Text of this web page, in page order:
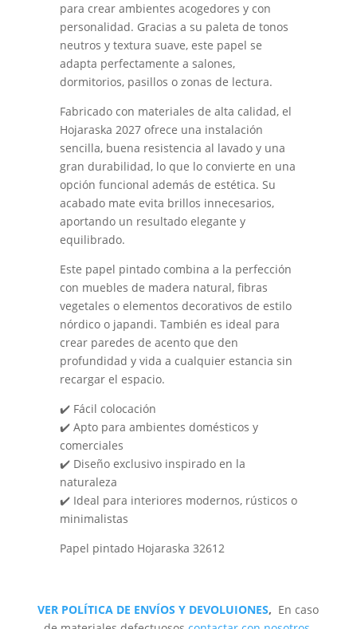
para crear ambientes acogedores y con
personalidad. Gracias a su paleta de tonos
neutros y textura suave, este papel se
adapta perfectamente a salones,
dormitorios, pasillos o zonas de lectura.
Fabricado con materiales de alta calidad, el
Hojaraska 2027 ofrece una instalación
sencilla, buena resistencia al lavado y una
gran durabilidad, lo que lo convierte en una
opción funcional además de estética. Su
acabado mate evita brillos innecesarios,
aportando un resultado elegante y
equilibrado.
Este papel pintado combina a la perfección
con muebles de madera natural, fibras
vegetales o elementos decorativos de estilo
nórdico o japandi. También es ideal para
crear paredes de acento que den
profundidad y vida a cualquier estancia sin
recargar el espacio.
✔️ Fácil colocación
✔️ Apto para ambientes domésticos y
comerciales
✔️ Diseño exclusivo inspirado en la
naturaleza
✔️ Ideal para interiores modernos, rústicos o
minimalistas
Papel pintado Hojaraska 32612
VER POLÍTICA DE ENVÍOS Y DEVOLUIONES, En caso